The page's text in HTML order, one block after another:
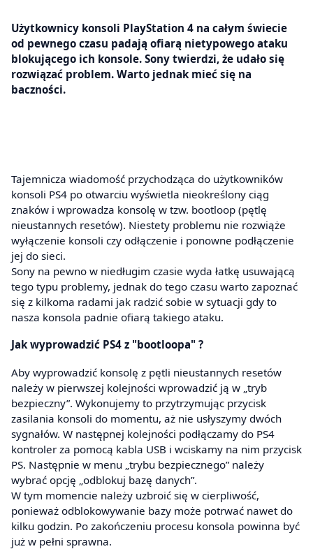
Użytkownicy konsoli PlayStation 4 na całym świecie
od pewnego czasu padają ofiarą nietypowego ataku
blokującego ich konsole. Sony twierdzi, że udało się
rozwiązać problem. Warto jednak mieć się na
baczności.
Tajemnicza wiadomość przychodząca do użytkowników
konsoli PS4 po otwarciu wyświetla nieokreślony ciąg
znaków i wprowadza konsolę w tzw. bootloop (pętlę
nieustannych resetów). Niestety problemu nie rozwiąże
wyłączenie konsoli czy odłączenie i ponowne podłączenie
jej do sieci.
Sony na pewno w niedługim czasie wyda łatkę usuwającą
tego typu problemy, jednak do tego czasu warto zapoznać
się z kilkoma radami jak radzić sobie w sytuacji gdy to
nasza konsola padnie ofiarą takiego ataku.
Jak wyprowadzić PS4 z "bootloopa" ?
Aby wyprowadzić konsolę z pętli nieustannych resetów
należy w pierwszej kolejności wprowadzić ją w „tryb
bezpieczny”. Wykonujemy to przytrzymując przycisk
zasilania konsoli do momentu, aż nie usłyszymy dwóch
sygnałów. W następnej kolejności podłączamy do PS4
kontroler za pomocą kabla USB i wciskamy na nim przycisk
PS. Następnie w menu „trybu bezpiecznego” należy
wybrać opcję „odblokuj bazę danych”.
W tym momencie należy uzbroić się w cierpliwość,
ponieważ odblokowywanie bazy może potrwać nawet do
kilku godzin. Po zakończeniu procesu konsola powinna być
już w pełni sprawna.